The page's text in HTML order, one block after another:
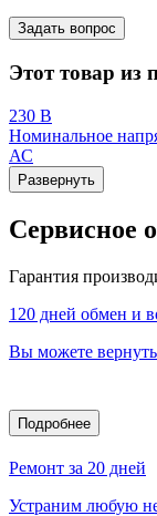
Задать вопрос
Этот товар из
230 В
Номинальное
АС
Развернуть
Сервисное
Гарантия
120 дней обмен и
Вы можете
Подробнее
Ремонт за 20 дней
Устраним любую